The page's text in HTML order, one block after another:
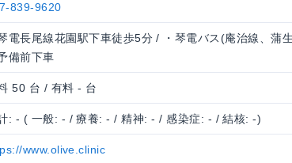
839-9620
電長尾線花園駅下車徒歩5分 / ・琴電バス(庵治線、蒲
備前下車
50 台 / 有料 - 台
: - ( 一般: - / 療養: - / 精神: - / 感染症: - / 結核: -)
www.olive.clinic